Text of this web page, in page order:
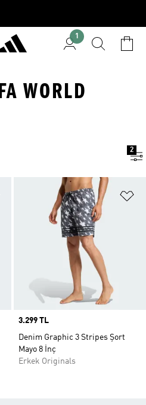
1
WORLD
2
Favori Listesine Ekle
Price
3.299 TL
Denim Graphic 3 Stripes Şort
Mayo 8 İnç
Erkek Originals